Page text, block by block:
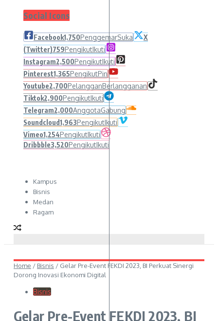
Social Icons
Facebook1,750PenggemarSuka
X
(Twitter)759PengikutIkuti
Instagram2,500PengikutIkuti
Pinterest1,365PengikutPin
Youtube2,700PelangganBerlangganan
Tiktok2,900PengikutIkuti
Telegram2,000AnggotaGabung
Soundcloud1,963PengikutIkuti
Vimeo1,254PengikutIkuti
Dribbble3,520PengikutIkuti
Kampus
Bisnis
Medan
Ragam
Home / Bisnis / Gelar Pre-Event FEKDI 2023, BI Perkuat Sinergi
Dorong Inovasi Ekonomi Digital
Bisnis
Gelar Pre-Event FEKDI 2023, BI